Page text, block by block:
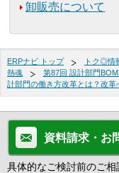
卸販売について
ERPナビ トップ トク◎情
熱魂
第87回 設計部門
計部門の働き方改革とは？改
資料請求・お
具体的なご検討前のご相